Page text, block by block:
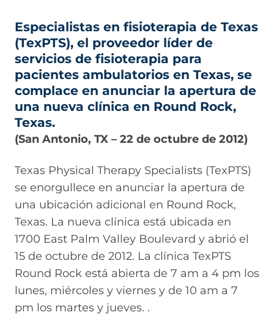
Especialistas en fisioterapia de Texas
(TexPTS), el proveedor líder de
servicios de fisioterapia para
pacientes ambulatorios en Texas, se
complace en anunciar la apertura de
una nueva clínica en Round Rock,
Texas.
(San Antonio, TX – 22 de octubre de 2012)
Texas Physical Therapy Specialists (TexPTS)
se enorgullece en anunciar la apertura de
una ubicación adicional en Round Rock,
Texas. La nueva clínica está ubicada en
1700 East Palm Valley Boulevard y abrió el
15 de octubre de 2012. La clínica TexPTS
Round Rock está abierta de 7 am a 4 pm los
lunes, miércoles y viernes y de 10 am a 7
pm los martes y jueves. .